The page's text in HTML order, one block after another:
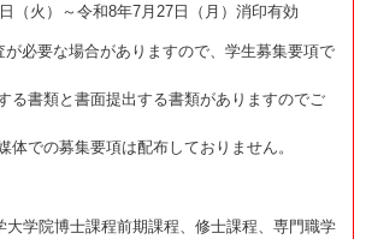
（火）～令和8年7月27日（月）消印有効
必要な場合がありますので、学生募集要項で
る書類と書面提出する書類がありますのでご
体での募集要項は配布しておりません。
大学院博士課程前期課程、修士課程、専門職学